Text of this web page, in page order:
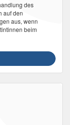
des
auf den
aus, wenn
beim